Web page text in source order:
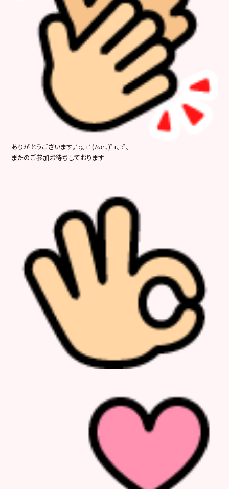
ありがとうございます｡ﾟ:;｡+ﾟ(ﾉω･､)ﾟ+｡::ﾟ｡
またのご参加お待ちしております